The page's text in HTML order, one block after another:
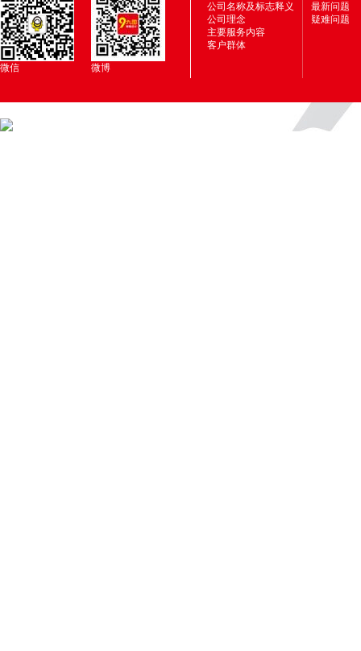
微信 微博
公司名称及标志释义
公司理念
主要服务内容
客户群体
最新问题
疑难问题